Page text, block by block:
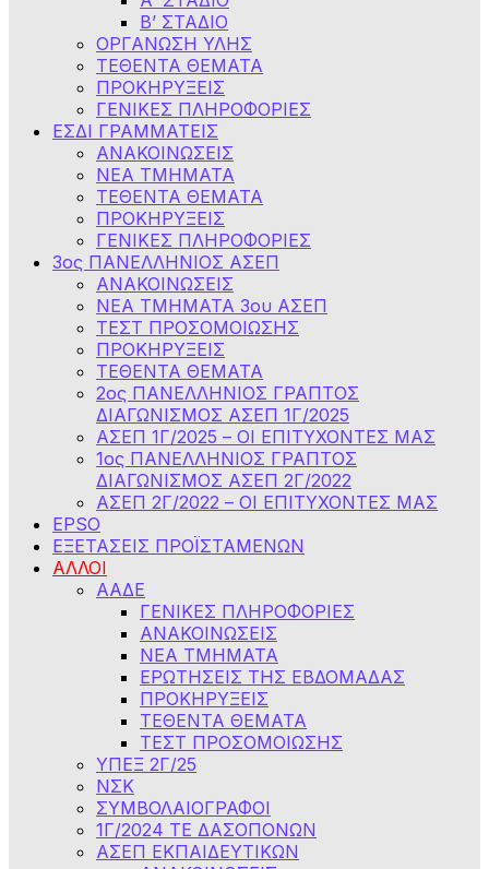
Β’ ΣΤΑΔΙΟ
ΟΡΓΑΝΩΣΗ ΥΛΗΣ
ΤΕΘΕΝΤΑ ΘΕΜΑΤΑ
ΠΡΟΚΗΡΥΞΕΙΣ
ΓΕΝΙΚΕΣ ΠΛΗΡΟΦΟΡΙΕΣ
ΕΣΔΙ ΓΡΑΜΜΑΤΕΙΣ
ΑΝΑΚΟΙΝΩΣΕΙΣ
ΝΕΑ ΤΜΗΜΑΤΑ
ΤΕΘΕΝΤΑ ΘΕΜΑΤΑ
ΠΡΟΚΗΡΥΞΕΙΣ
ΓΕΝΙΚΕΣ ΠΛΗΡΟΦΟΡΙΕΣ
3ος ΠΑΝΕΛΛΗΝΙΟΣ ΑΣΕΠ
ΑΝΑΚΟΙΝΩΣΕΙΣ
ΝΕΑ ΤΜΗΜΑΤΑ 3ου ΑΣΕΠ
ΤΕΣΤ ΠΡΟΣΟΜΟΙΩΣΗΣ
ΠΡΟΚΗΡΥΞΕΙΣ
ΤΕΘΕΝΤΑ ΘΕΜΑΤΑ
2ος ΠΑΝΕΛΛΗΝΙΟΣ ΓΡΑΠΤΟΣ
ΔΙΑΓΩΝΙΣΜΟΣ ΑΣΕΠ 1Γ/2025
ΑΣΕΠ 1Γ/2025 – ΟΙ ΕΠΙΤΥΧΟΝΤΕΣ ΜΑΣ
1ος ΠΑΝΕΛΛΗΝΙΟΣ ΓΡΑΠΤΟΣ
ΔΙΑΓΩΝΙΣΜΟΣ ΑΣΕΠ 2Γ/2022
ΑΣΕΠ 2Γ/2022 – ΟΙ ΕΠΙΤΥΧΟΝΤΕΣ ΜΑΣ
EPSO
ΕΞΕΤΑΣΕΙΣ ΠΡΟΪΣΤΑΜΕΝΩΝ
ΑΛΛΟΙ
ΑΑΔΕ
ΓΕΝΙΚΕΣ ΠΛΗΡΟΦΟΡΙΕΣ
ΑΝΑΚΟΙΝΩΣΕΙΣ
NEA TMHMATA
ΕΡΩΤΗΣΕΙΣ ΤΗΣ ΕΒΔΟΜΑΔΑΣ
ΠΡΟΚΗΡΥΞΕΙΣ
ΤΕΘΕΝΤΑ ΘΕΜΑΤΑ
ΤΕΣΤ ΠΡΟΣΟΜΟΙΩΣΗΣ
ΥΠΕΞ 2Γ/25
ΝΣΚ
ΣΥΜΒΟΛΑΙΟΓΡΑΦΟΙ
1Γ/2024 ΤΕ ΔΑΣΟΠΟΝΩΝ
ΑΣΕΠ ΕΚΠΑΙΔΕΥΤΙΚΩΝ